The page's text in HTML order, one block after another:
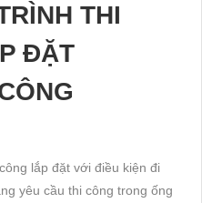
THI
ĐẶT
lắp đặt với điều kiện đi
yêu cầu thi công trong ống